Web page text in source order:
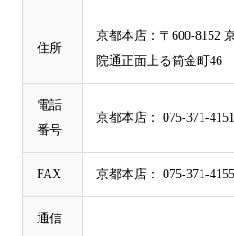
住所
京都本店：〒600-8152
院通正面上る筒金町46
電話
番号
京都本店： 075-371-4151
FAX 京都本店： 075-371-4155
通信